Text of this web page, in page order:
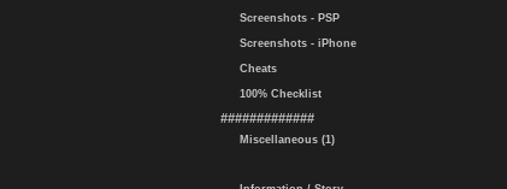
Screenshots - PSP
Screenshots - iPhone
Cheats
100% Checklist
#############
Miscellaneous (1)